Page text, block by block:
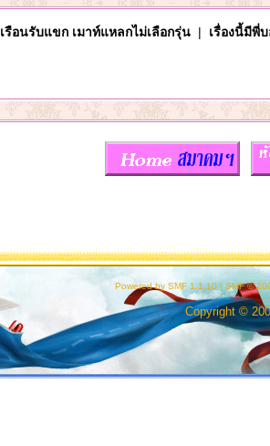
เรือนรับแขก เมาท์แหลกไม่เลือกรุ่น| เรื่องนี้มีพี่
Powered by SMF 1.1.10 | SMF ©
Copyright ©